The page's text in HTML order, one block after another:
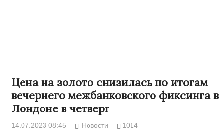
Цена на золото снизилась по итогам
вечернего межбанковского фиксинга в
Лондоне в четверг
14.07.2023 08:45 Новости 1014